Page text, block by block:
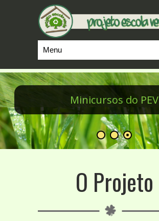
Minicursos do PEV
Menu
O Projeto